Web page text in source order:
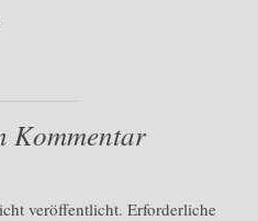
Kommentar
veröffentlicht. Erforderliche